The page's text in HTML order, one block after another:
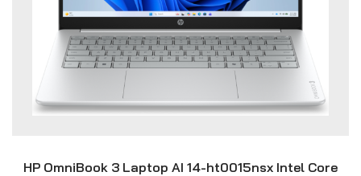
HP OmniBook 3 Laptop AI 14-ht0015nsx Intel Core